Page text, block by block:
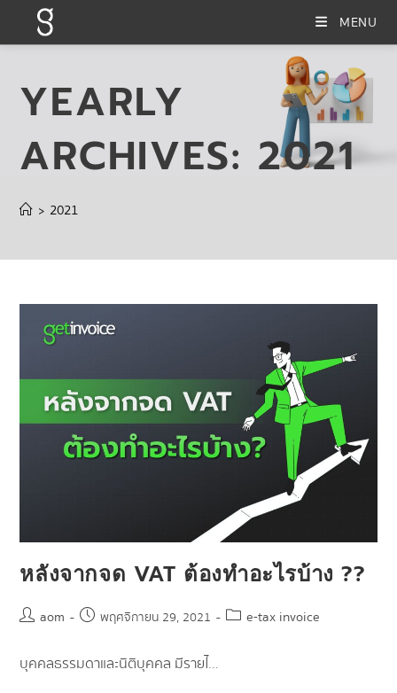
MENU
YEARLY
ARCHIVES: 2021
> 2021
หลังจากจด VAT ต้องทำอะไรบ้าง ??
aom พฤศจิกายน 29, 2021 e-tax invoice
บุคคลธรรมดาและนิติบุคคล มีรายไ…